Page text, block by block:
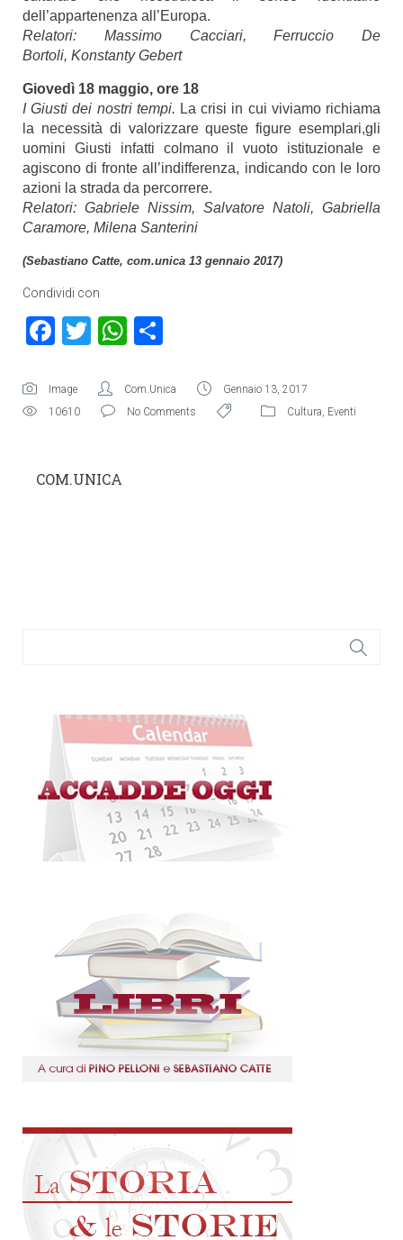
dell’appartenenza all’Europa.
Relatori: Massimo Cacciari, Ferruccio De
Bortoli, Konstanty Gebert
Giovedì 18 maggio, ore 18
I Giusti dei nostri tempi. La crisi in cui viviamo richiama
la necessità di valorizzare queste figure esemplari,gli
uomini Giusti infatti colmano il vuoto istituzionale e
agiscono di fronte all’indifferenza, indicando con le loro
azioni la strada da percorrere.
Relatori: Gabriele Nissim, Salvatore Natoli, Gabriella
Caramore, Milena Santerini
(Sebastiano Catte, com.unica 13 gennaio 2017)
Condividi con
Facebook
TwitterWhatsApp
Image Com.Unica
Gennaio 13, 2017
10610
No Comments Cultura, Eventi
COM.UNICA